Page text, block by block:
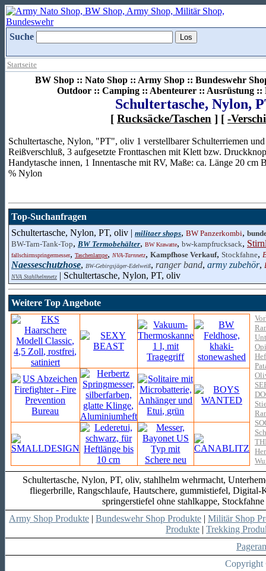
Suche
Startseite
BW Shop :: Nato Shop :: Army Shop :: Bundeswehr
Outdoor :: Camping :: Abenteurer :: Ausrüstung ::
Schultertasche, Nylon,
[ Rucksäcke/Taschen ] [ -
Schultertasche, Nylon, "PT", oliv 1 verstellbarer Schulterriemen
Reißverschluß, 3 aufgesetzte Fronttaschen mit Klett bzw.
Handytasche innen, 1 Innentasche mit RV, Maße: ca. Länge 20 cm
% Nylon
Top-Suchanfragen
Schultertasche, Nylon, PT, oliv | militaer shops, BW Panzerkombi,
BW-Tarn-Tank-Top, BW Termobehälter, BW Krawatte, bw-kampfrucksack,
fallschirmspringermesser, Taschenlampe, NVA-Tarnnetz, Kampfhose Verkauf, Stockfahne,
Naesseschutzhose, BW-Gebirgsjäger-Edelweiß, ranger band, army zubehör,
NVA Stahlhelmnetz | Schultertasche, Nylon, PT, oliv
Weitere Top Angebote
Schultertasche, Nylon, PT, oliv, stahlhelm wehrmacht,
fliegerbrille, Rangschlaufe, Hautschere, gummistiefel,
springerstiefel ohne stahlkappe,
Army Shop Produkte | Bundeswehr Shop Produkte | Militär Shop
Produkte | Trekking